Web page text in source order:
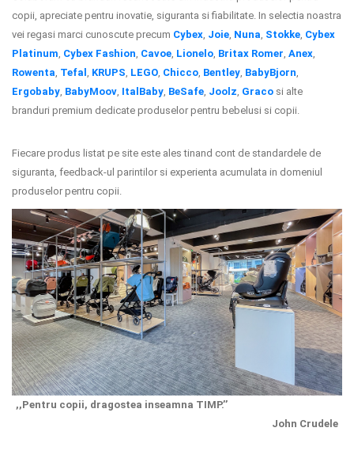
copii, apreciate pentru inovatie, siguranta si fiabilitate. In selectia noastra
vei regasi marci cunoscute precum Cybex, Joie, Nuna, Stokke, Cybex
Platinum, Cybex Fashion, Cavoe, Lionelo, Britax Romer, Anex,
Rowenta, Tefal , KRUPS, LEGO, Chicco, Bentley, BabyBjorn,
Ergobaby, BabyMoov, ItalBaby, BeSafe, Joolz, Graco si alte
branduri premium dedicate produselor pentru bebelusi si copii.
Fiecare produs listat pe site este ales tinand cont de standardele de
siguranta, feedback-ul parintilor si experienta acumulata in domeniul
produselor pentru copii.
,,Pentru copii, dragostea inseamna TIMP.’’
John Crudele